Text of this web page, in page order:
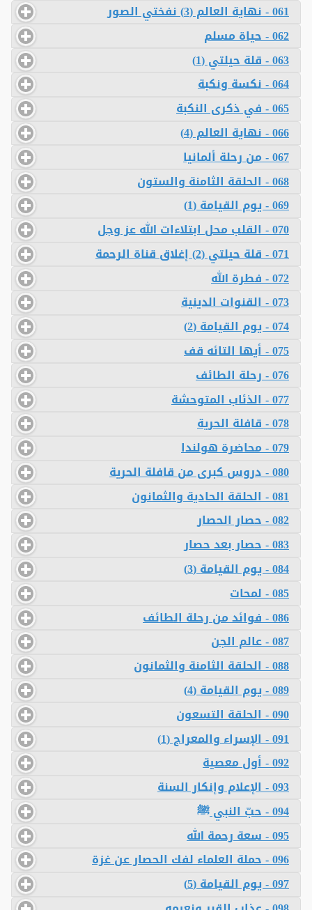
061 - نهاية العالم (3) نفختي الصور
062 - حياة مسلم
063 - قلة حيلتي (1)
064 - نكسة ونكبة
065 - في ذكرى النكبة
066 - نهاية العالم (4)
067 - من رحلة ألمانيا
068 - الحلقة الثامنة والستون
069 - يوم القيامة (1)
070 - القلب محل ابتلاءات الله عز وجل
071 - قلة حيلتي (2) إغلاق قناة الرحمة
072 - فطرة الله
073 - القنوات الدينية
074 - يوم القيامة (2)
075 - أيها التائه قف
076 - رحلة الطائف
077 - الذئاب المتوحشة
078 - قافلة الحرية
079 - محاضرة هولندا
080 - دروس كبرى من قافلة الحرية
081 - الحلقة الحادية والثمانون
082 - حصار الحصار
083 - حصار بعد حصار
084 - يوم القيامة (3)
085 - لمحات
086 - فوائد من رحلة الطائف
087 - عالم الجن
088 - الحلقة الثامنة والثمانون
089 - يوم القيامة (4)
090 - الحلقة التسعون
091 - الإسراء والمعراج (1)
092 - أول معصية
093 - الإعلام وإنكار السنة
094 - حبّ النبي ﷺ
095 - سعة رحمة الله
096 - حملة العلماء لفك الحصار عن غزة
097 - يوم القيامة (5)